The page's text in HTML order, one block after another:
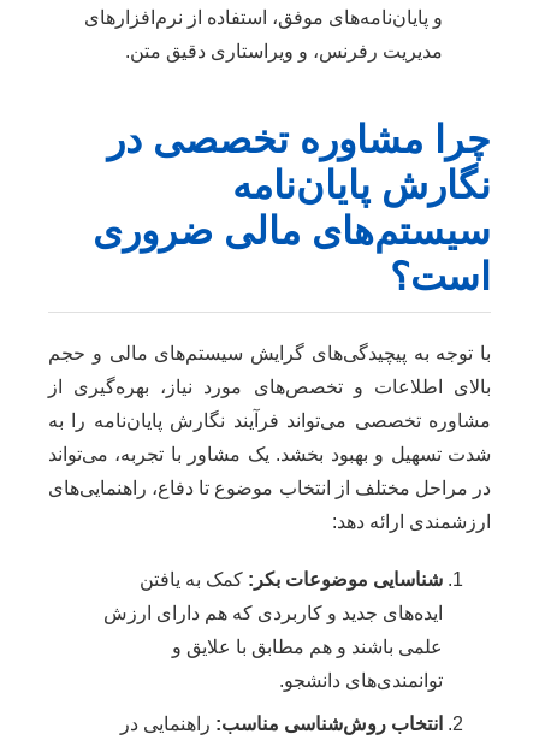
و پایان‌نامه‌های موفق، استفاده از نرم‌افزارهای
مدیریت رفرنس، و ویراستاری دقیق متن.
چرا مشاوره تخصصی در
نگارش پایان‌نامه
سیستم‌های مالی ضروری
است؟
با توجه به پیچیدگی‌های گرایش سیستم‌های مالی و حجم
بالای اطلاعات و تخصص‌های مورد نیاز، بهره‌گیری از
مشاوره تخصصی می‌تواند فرآیند نگارش پایان‌نامه را به
شدت تسهیل و بهبود بخشد. یک مشاور با تجربه، می‌تواند
در مراحل مختلف از انتخاب موضوع تا دفاع، راهنمایی‌های
ارزشمندی ارائه دهد:
شناسایی موضوعات بکر: کمک به یافتن
ایده‌های جدید و کاربردی که هم دارای ارزش
علمی باشند و هم مطابق با علایق و
توانمندی‌های دانشجو.
انتخاب روش‌شناسی مناسب: راهنمایی در